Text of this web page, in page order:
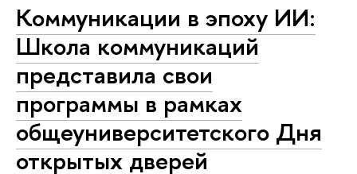
Коммуникации в эпоху ИИ:
Школа коммуникаций
представила свои
программы в рамках
общеуниверситетского Дня
открытых дверей